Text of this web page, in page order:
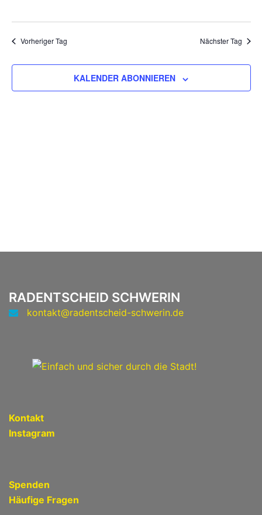
Vorheriger Tag Nächster Tag
KALENDER ABONNIEREN
RADENTSCHEID SCHWERIN
kontakt@radentscheid-schwerin.de
Kontakt
Instagram
Spenden
Häufige Fragen